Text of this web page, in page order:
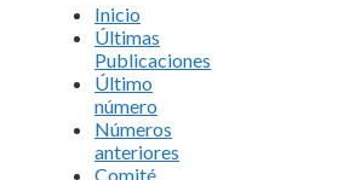
Inicio
Últimas
Publicaciones
Último
número
Números
anteriores
Comité